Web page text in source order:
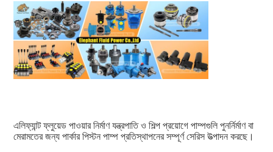
এলিফ্যান্ট ফ্লুয়েড পাওয়ার নির্মাণ যন্ত্রপাতি ও শিল্প প্রয়োগে পাম্পগুলি পুনর্নির্মাণ বা
মেরামতের জন্য পার্কার পিস্টন পাম্প প্রতিস্থাপনের সম্পূর্ণ সেরিস উত্পাদন করছে।